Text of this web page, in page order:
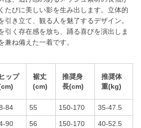
たびに美しい影を生み出します。立体的
引き立て、観る人を魅了するデザイン。
引く存在感を放ち、踊る喜びを演出しま
兼ね備えた一着です。
ヒップ
裾丈
(cm)
推奨身
長(cm)
推奨体
重(kg)
84 55 150-170 35-47.5
90 56 150-170 40-52.5